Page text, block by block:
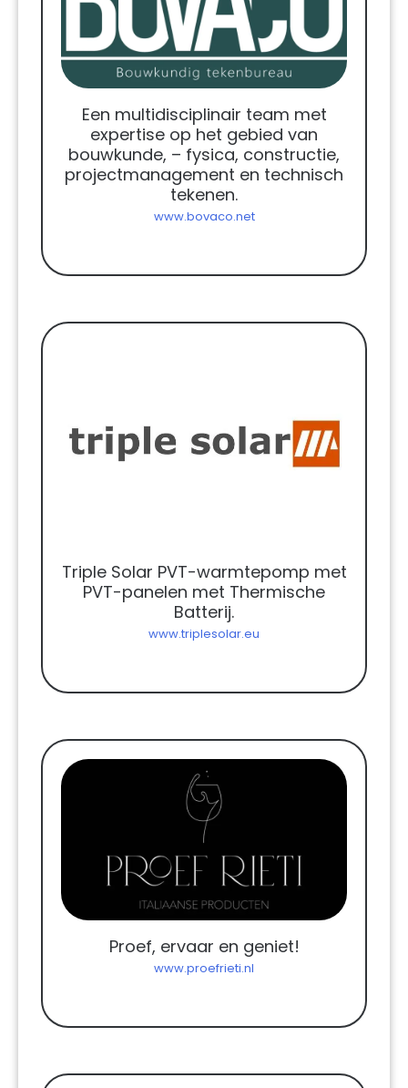
Een multidisciplinair team met
expertise op het gebied van
bouwkunde, – fysica, constructie,
projectmanagement en technisch
tekenen.
www.bovaco.net
Triple Solar PVT-warmtepomp met
PVT-panelen met Thermische
Batterij.
www.triplesolar.eu
Proef, ervaar en geniet!
www.proefrieti.nl